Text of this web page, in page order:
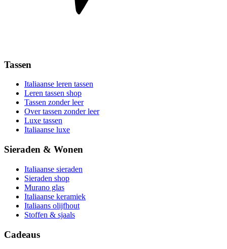
Tassen
Italiaanse leren tassen
Leren tassen shop
Tassen zonder leer
Over tassen zonder leer
Luxe tassen
Italiaanse luxe
Sieraden & Wonen
Italiaanse sieraden
Sieraden shop
Murano glas
Italiaanse keramiek
Italiaans olijfhout
Stoffen & sjaals
Cadeaus